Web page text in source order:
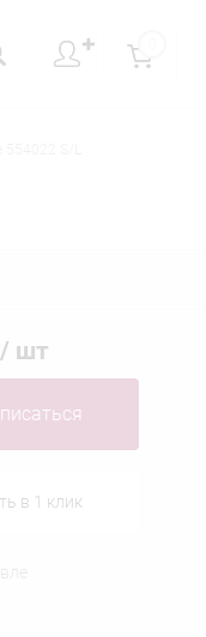
✚
/ шт
в 1 клик